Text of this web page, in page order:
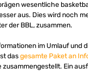
wesentliche
aus. Dies wird noch
der BBL, zusammen.
im Umlauf
dasgesamte Paket an
Ein